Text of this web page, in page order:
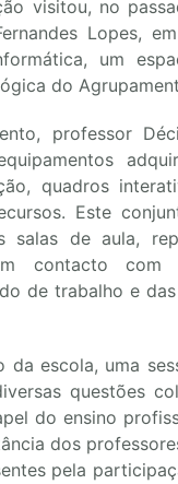
visitou, no
Lopes,
um
do
professor
quadros
Este
salas de aula,
contacto com
de trabalho e
escola, uma
questões
do ensino
dos
pela